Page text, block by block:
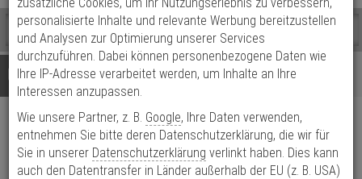
Fertig
Shop
durchsuchen
Bitte
geben
Sie
Zeichen
ein,
um
Es
wurde
noch
Suche
gestartet
Details Beratung
Optex VXi-R PIR
Aussenbewegungsmelder
personalisierte Inhalte und relevante Werbung bereitzustellen
und Analysen zur Optimierung unserer Services
durchzuführen. Dabei können personenbezogene Daten wie
Ihre IP-Adresse verarbeitet werden, um Inhalte an Ihre
Interessen anzupassen.
Wie unsere Partner, z. B. Google, Ihre Daten verwenden,
entnehmen Sie bitte deren Datenschutzerklärung, die wir für
Sie in unserer Datenschutzerklärung verlinkt haben. Dies kann
auch den Datentransfer in Länder außerhalb der EU (z. B. USA)